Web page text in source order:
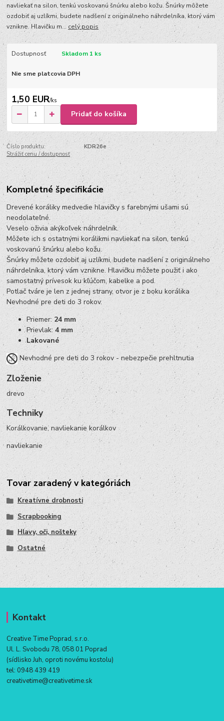
navliekať na silon, tenkú voskovanú šnúrku alebo kožu. Šnúrky môžete
ozdobiť aj uzlíkmi, budete nadšení z originálneho náhrdelníka, ktorý vám
vznikne. Hlavičku m... celý popis
Dostupnosť Skladom 1 ks
Nie sme platcovia DPH
1,50 EUR/ks
Pridať do košíka
Číslo produktu:
KDR26e
Strážiť cenu / dostupnosť
Kompletné špecifikácie
Drevené koráliky medvedie hlavičky s farebnými ušami sú
neodolateľné.
Veselo oživia akýkoľvek náhrdelník.
Môžete ich s ostatnými korálikmi navliekať na silon, tenkú
voskovanú šnúrku alebo kožu.
Šnúrky môžete ozdobiť aj uzlíkmi, budete nadšení z originálneho
náhrdelníka, ktorý vám vznikne. Hlavičku môžete použiť i ako
samostatný prívesok ku kľúčom, kabelke a pod.
Potlač tváre je len z jednej strany, otvor je z boku korálika
Nevhodné pre deti do 3 rokov.
Priemer: 24 mm
Prievlak: 4 mm
Lakované
Nevhodné pre deti do 3 rokov - nebezpečie prehltnutia
Zloženie
drevo
Techniky
Korálkovanie, navliekanie korálkov
navliekanie
Tovar zaradený v kategóriách
Kreatívne drobnosti
Scrapbooking
Hlavy, oči, nošteky
Ostatné
Kontakt
Creative Time Poprad, s.r.o.
Ul. L. Svobodu 78, 058 01 Poprad
(sídlisko Juh, oproti novému kostolu)
tel: 0948 439 419
creativetime@creativetime.sk